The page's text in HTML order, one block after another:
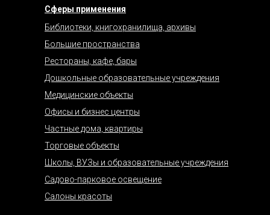
Сферы применения
Библиотеки, книгохранилища, архивы
Большие пространства
Рестораны, кафе, бары
Дошкольные образовательные учреждения
Медицинские объекты
Офисы и бизнес центры
Частные дома, квартиры
Торговые объекты
Школы, ВУЗы и образовательные учреждения
Садово-парковое освещение
Салоны красоты